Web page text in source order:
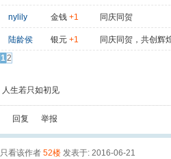
nylily 金钱 +1 同庆同贺
陆龄侯 银元 +1
同庆同贺，共创辉
12
人生若只如初见
回复 举报
只看该作者 52楼 发表于: 2016-06-21